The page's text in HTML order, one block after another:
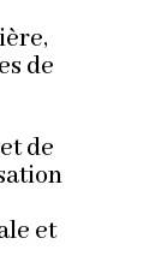
de
de
et